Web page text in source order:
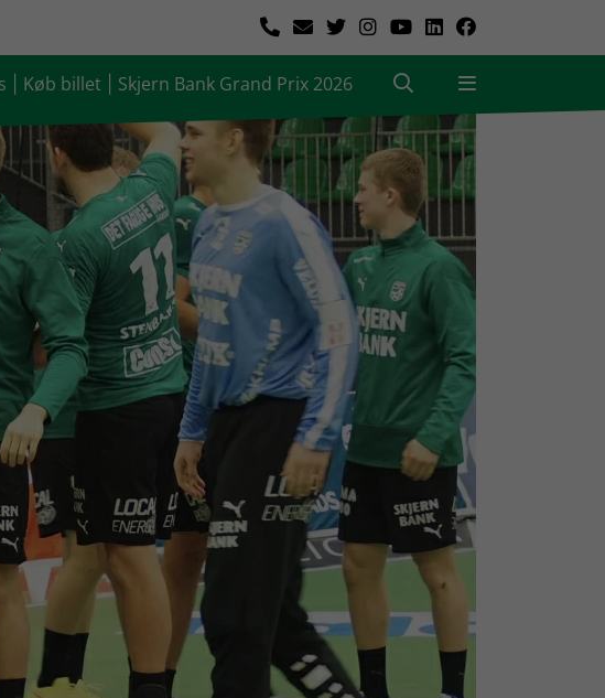
Køb billet Skjern Bank Grand Prix 2026